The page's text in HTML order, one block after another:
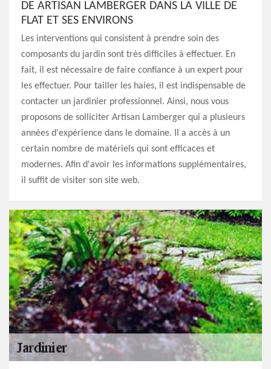
DE ARTISAN LAMBERGER DANS LA VILLE DE
FLAT ET SES ENVIRONS
Les interventions qui consistent à prendre soin des
composants du jardin sont très difficiles à effectuer. En
fait, il est nécessaire de faire confiance à un expert pour
les effectuer. Pour tailler les haies, il est indispensable de
contacter un jardinier professionnel. Ainsi, nous vous
proposons de solliciter Artisan Lamberger qui a plusieurs
années d'expérience dans le domaine. Il a accès à un
certain nombre de matériels qui sont efficaces et
modernes. Afin d'avoir les informations supplémentaires,
il suffit de visiter son site web.